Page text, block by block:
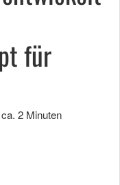
für
2 Minuten